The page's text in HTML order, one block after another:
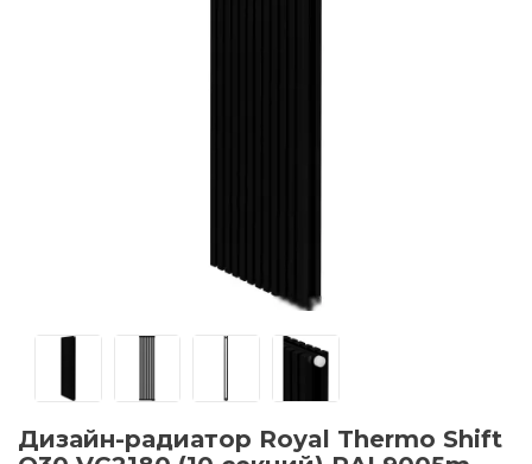
Дизайн-радиатор Royal Thermo Shift